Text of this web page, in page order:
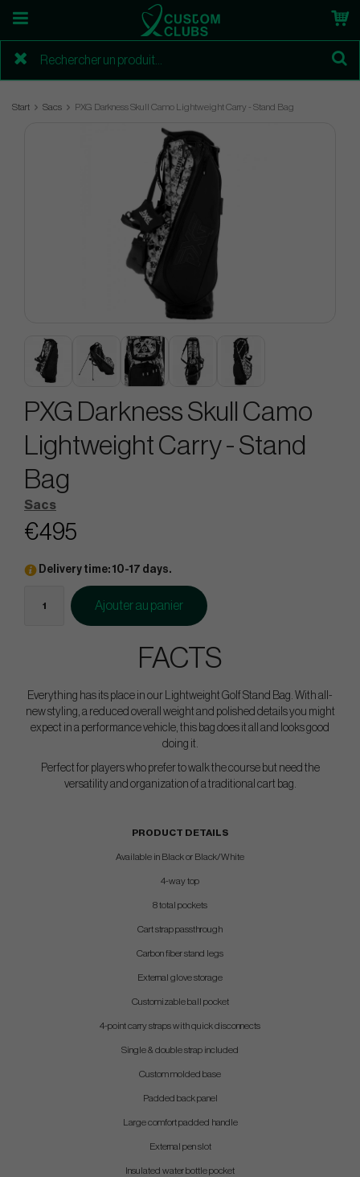
Start Sacs PXG Darkness Skull Camo Lightweight Carry - Stand Bag
PXG Darkness Skull Camo
Lightweight Carry - Stand
Bag
Sacs
€495
Delivery time: 10-17 days.
Ajouter au panier
FACTS
Everything has its place in our Lightweight Golf Stand Bag. With all-
new styling, a reduced overall weight and polished details you might
expect in a performance vehicle, this bag does it all and looks good
doing it.
Perfect for players who prefer to walk the course but need the
versatility and organization of a traditional cart bag.
PRODUCT DETAILS
Available in Black or Black/White
4-way top
8 total pockets
Cart strap passthrough
Carbon fiber stand legs
External glove storage
Customizable ball pocket
4-point carry straps with quick disconnects
Single & double strap included
Custom molded base
Padded back panel
Large comfort padded handle
External pen slot
Insulated water bottle pocket